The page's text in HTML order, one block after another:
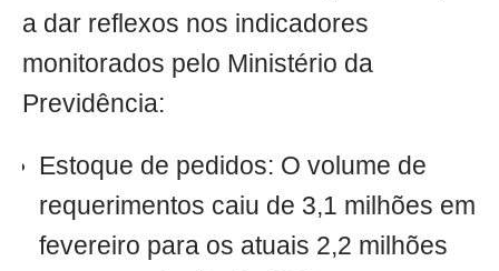
a dar reflexos nos indicadores
monitorados pelo Ministério da
Previdência:
Estoque de pedidos: O volume de
requerimentos caiu de 3,1 milhões em
fevereiro para os atuais 2,2 milhões